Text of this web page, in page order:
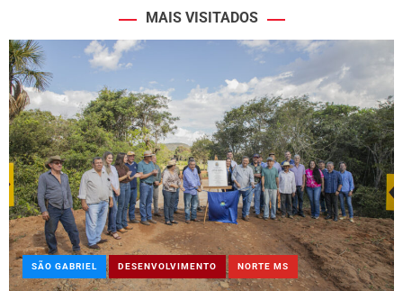
MAIS VISITADOS
SÃO GABRIEL DESENVOLVIMENTO NORTE MS